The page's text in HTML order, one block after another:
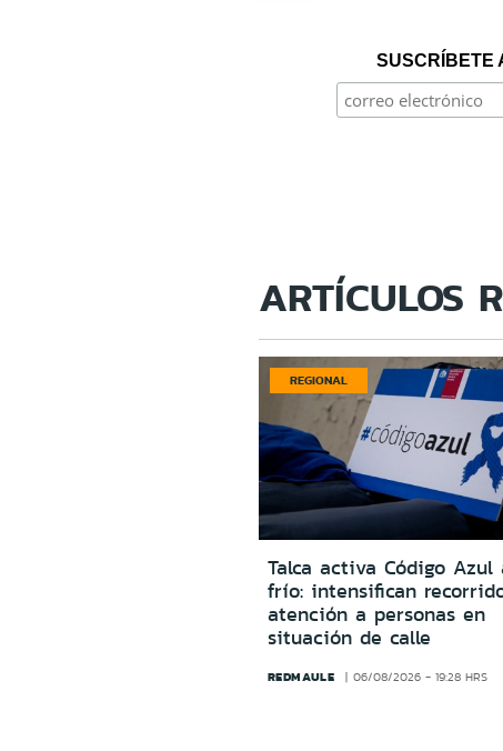
SUSCRÍBETE
ARTÍCULOS
REGIONAL
Talca activa Código
frío: intensifican
atención a personas en
situación de calle
REDMAULE 06/08/2026 - 19:28 HRS